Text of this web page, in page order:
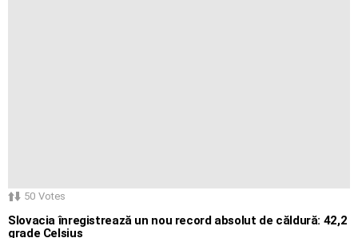
50 Votes
Slovacia înregistrează un nou record absolut de căldură: 42,2
grade Celsius